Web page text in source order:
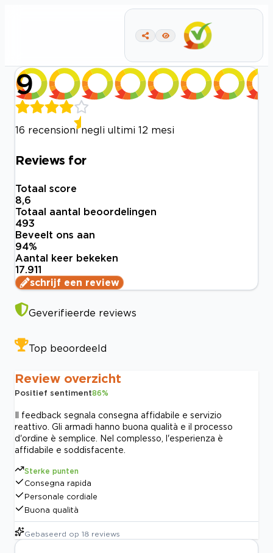
9
16 recensioni negli ultimi 12 mesi
Reviews for
Totaal score
8,6
Totaal aantal beoordelingen
493
Beveelt ons aan
94%
Aantal keer bekeken
17.911
schrijf een review
Geverifieerde reviews
Top beoordeeld
Review overzicht
Positief sentiment86%
Il feedback segnala consegna affidabile e servizio
reattivo. Gli armadi hanno buona qualità e il processo
d'ordine è semplice. Nel complesso, l'esperienza è
affidabile e soddisfacente.
Sterke punten
Consegna rapida
Personale cordiale
Buona qualità
Gebaseerd op 18 reviews